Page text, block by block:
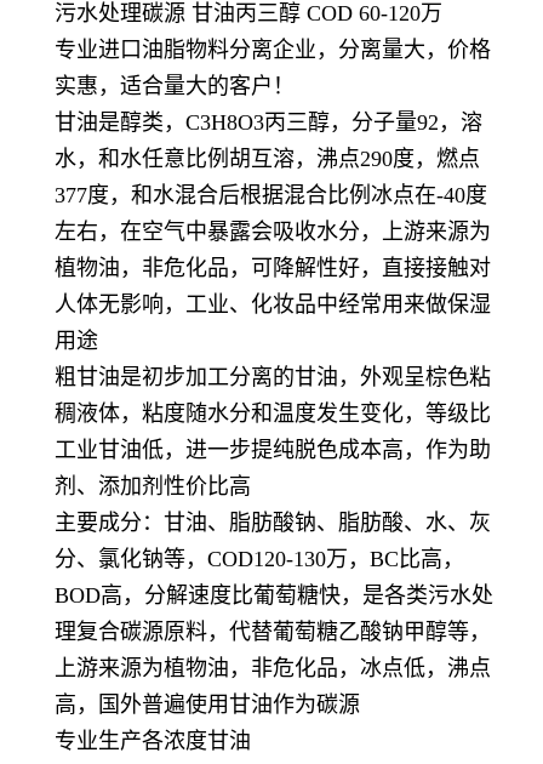
污水处理碳源 甘油丙三醇 COD 60-120万
专业进口油脂物料分离企业，分离量大，价格
实惠，适合量大的客户！
甘油是醇类，C3H8O3丙三醇，分子量92，溶
水，和水任意比例胡互溶，沸点290度，燃点
377度，和水混合后根据混合比例冰点在-40度
左右，在空气中暴露会吸收水分，上游来源为
植物油，非危化品，可降解性好，直接接触对
人体无影响，工业、化妆品中经常用来做保湿
用途
粗甘油是初步加工分离的甘油，外观呈棕色粘
稠液体，粘度随水分和温度发生变化，等级比
工业甘油低，进一步提纯脱色成本高，作为助
剂、添加剂性价比高
主要成分：甘油、脂肪酸钠、脂肪酸、水、灰
分、氯化钠等，COD120-130万，BC比高，
BOD高，分解速度比葡萄糖快，是各类污水处
理复合碳源原料，代替葡萄糖乙酸钠甲醇等，
上游来源为植物油，非危化品，冰点低，沸点
高，国外普遍使用甘油作为碳源
专业生产各浓度甘油